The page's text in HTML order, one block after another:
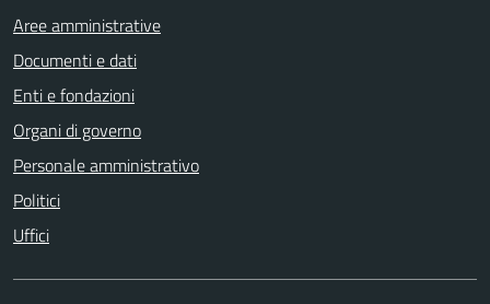
Aree amministrative
Documenti e dati
Enti e fondazioni
Organi di governo
Personale amministrativo
Politici
Uffici